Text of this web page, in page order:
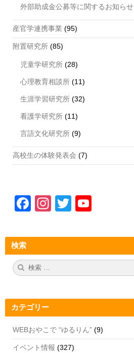
外部助成金公募等に関するお知らせ
産官学連携事業 (95)
附置研究所 (85)
児童学研究所 (28)
心理教育相談所 (11)
生涯学習研究所 (32)
看護学研究所 (11)
言語文化研究所 (9)
高校生の体験発表会 (7)
F
c
e
b
o
k
In
a
gr
T
tt
er
u
T
e
C
h
検索
検
索:
カテゴリー
WEBおやこで “ゆるりん” (9)
イベント情報 (327)